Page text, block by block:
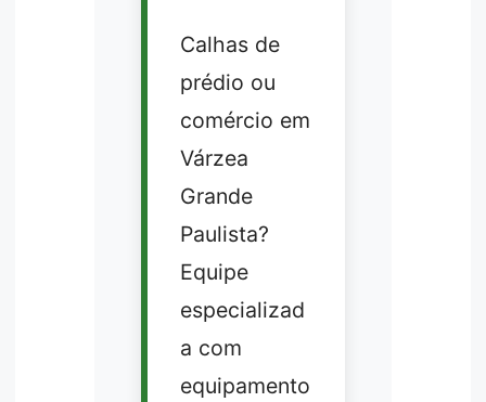
Calhas de
prédio ou
comércio em
Várzea
Grande
Paulista?
Equipe
especializad
a com
equipamento